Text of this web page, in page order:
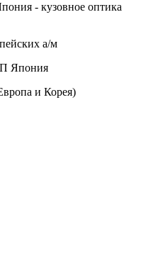
- кузовное оптика
а/м
Япония
и Корея)